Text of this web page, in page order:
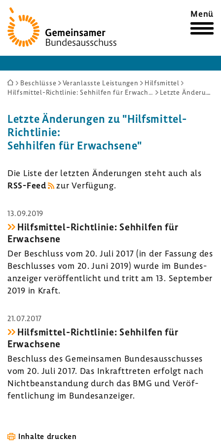
Zur
Startseite
Menü
Sie
sind
Beschlüsse Veranlasste Leistungen
Hilfsmittel
Hilfsmittel-Richtlinie: Sehhilfen für Erwachsene
Letzte Änderungen
Letzte Ände­rungen zu "Hilfsmittel-​
Richtlinie:
Sehhilfen für Erwach­sene"
Die Liste der letzten Ände­rungen steht auch als
RSS-​Feed
zur Verfü­gung.
13.09.2019
Hilfsmittel-​Richtlinie: Sehhilfen für
Erwach­sene
Der Beschluss vom 20. Juli 2017 (in der Fassung des
Beschlusses vom 20. Juni 2019) wurde im Bundes­
an­zeiger veröf­fent­licht und tritt am 13. September
2019 in Kraft.
21.07.2017
Hilfsmittel-​Richtlinie: Sehhilfen für
Erwach­sene
Beschluss des Gemein­samen Bundes­aus­schusses
vom 20. Juli 2017. Das Inkraft­treten erfolgt nach
Nicht­be­an­stan­dung durch das BMG und Veröf­
fent­li­chung im Bundes­an­zeiger.
Inhalte drucken